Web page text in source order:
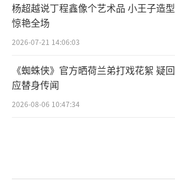
杨超越说丁程鑫像个艺术品 小王子造型
惊艳全场
2026-07-21 14:06:03
《蜘蛛侠》官方晒荷兰弟打戏花絮 疑回
应替身传闻
2026-08-06 10:47:34